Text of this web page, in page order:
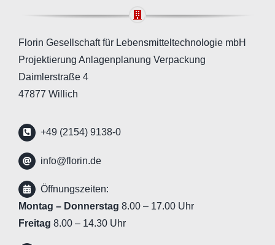
Florin Gesellschaft für Lebensmitteltechnologie mbH
Projektierung Anlagenplanung Verpackung
Daimlerstraße 4
47877 Willich
+49 (2154) 9138-0
info@florin.de
Öffnungszeiten:
Montag – Donnerstag 8.00 – 17.00 Uhr
Freitag 8.00 – 14.30 Uhr